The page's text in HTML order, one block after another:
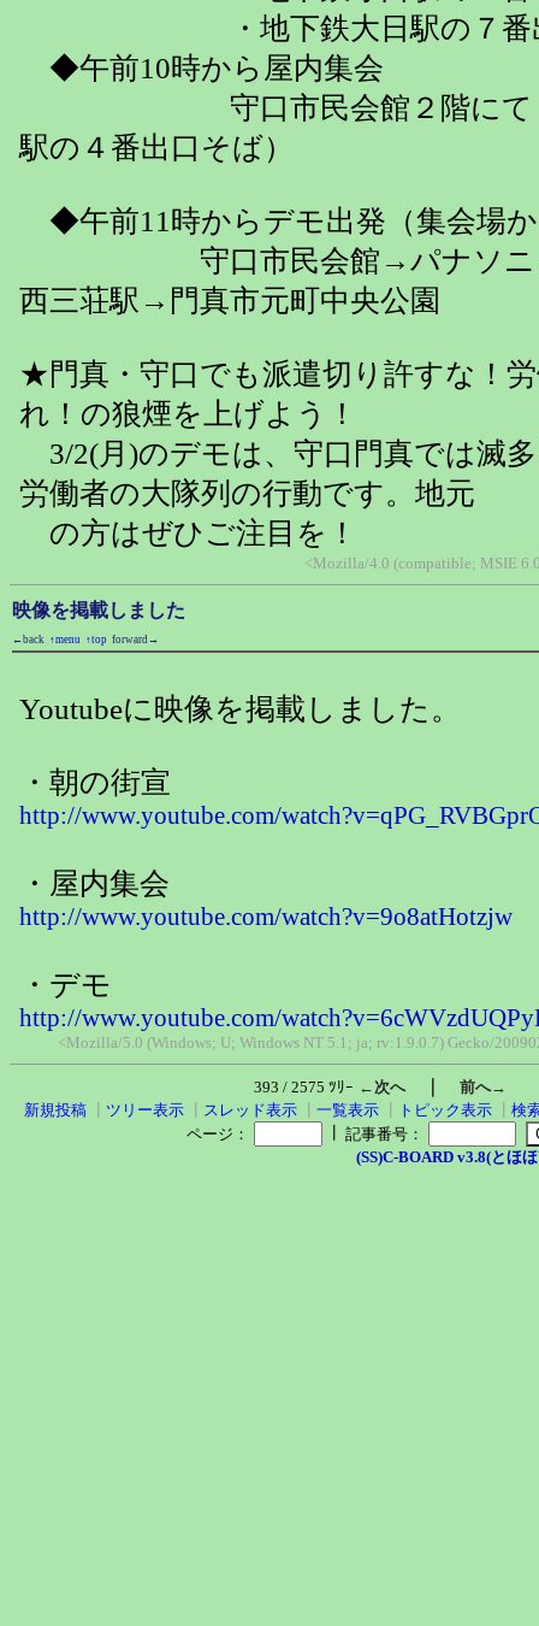
・地下鉄大日駅の７番
◆午前10時から屋内集会
守口市民会館２階にて （
駅の４番出口そば）
◆午前11時からデモ出発（集会場
守口市民会館→パナソニッ
西三荘駅→門真市元町中央公園
★門真・守口でも派遣切り許すな！
れ！の狼煙を上げよう！
3/2(月)のデモは、守口門真では滅
労働者の大隊列の行動です。地元
の方はぜひご注目を！
<Mozilla/4.0 (compatible; MSIE
映像を掲載しました
←back ↑menu ↑top forward→
Youtubeに映像を掲載しました。
・朝の街宣
http://www.youtube.com/
・屋内集会
http://www.youtube.com/watch?v=9o8atHotzjw
・デモ
http://www.youtube.com/
<Mozilla/5.0 (Windows; U; Windows NT 5.1; ja; rv:1.9.0.7) Gecko/
393 / 2575 ﾂﾘｰ ←次へ｜ 前へ→
新規投稿
ツリー表示 スレッド表示 一覧表示 トピック表示
検
ページ：
記事番号：
(SS)C-BOARD v3.8(とほ